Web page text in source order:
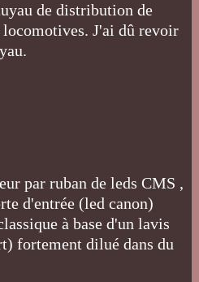
de distribution de
locomotives. J'ai dû revoir
par ruban de leds CMS ,
d'entrée (led canon)
à base d'un lavis
fortement dilué dans du